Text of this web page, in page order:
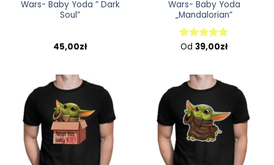
Wars- Baby Yoda ” Dark
Soul”
45,00zł
Wars- Baby Yoda
„Mandalorian”
Oceniono
Od 39,00zł